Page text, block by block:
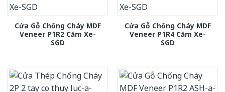
Cửa Gỗ Chống Cháy MDF
Veneer P1R2 Căm Xe-
SGD
Cửa Gỗ Chống Cháy MDF
Veneer P1R4 Căm Xe-
SGD